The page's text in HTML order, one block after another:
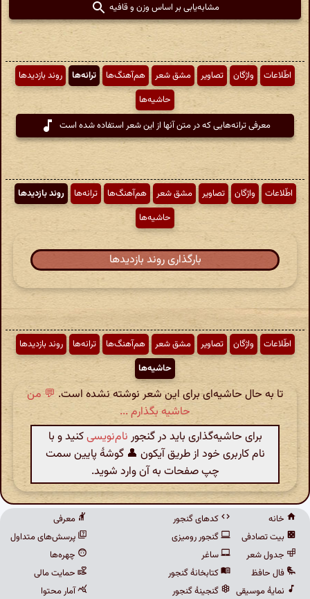
مشابه‌یابی بر اساس وزن و قافیه
اطّلاعات واژگان تصاویر مشق شعر هم‌آهنگ‌ها ترانه‌ها
روند بازدیدها
حاشیه‌ها
معرفی ترانه‌هایی که در متن آنها از این شعر استفاده شده است
اطّلاعات واژگان تصاویر مشق شعر هم‌آهنگ‌ها ترانه‌ها
روند بازدیدها
حاشیه‌ها
بارگذاری روند بازدیدها
اطّلاعات واژگان تصاویر مشق شعر هم‌آهنگ‌ها ترانه‌ها
روند بازدیدها
حاشیه‌ها
تا به حال حاشیه‌ای برای این شعر نوشته نشده است. 💬 من
حاشیه بگذارم ...
برای حاشیه‌گذاری باید در گنجور نام‌نویسیکنید و با
نام کاربری خود از طریق آیکون 👤 گوشهٔ پایین سمت
چپ صفحات به آن وارد شوید.
خانه
بیت تصادفی
جدول شعر
فال حافظ
نمایهٔ موسیقی
کدهای گنجور
گنجور رومیزی
ساغر
کتابخانهٔ گنجور
گنجینهٔ گنجور
معرفی
پرسش‌های متداول
چهره‌ها
حمایت مالی
آمار محتوا